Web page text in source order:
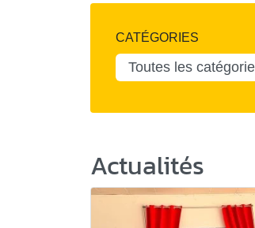
CATÉGORIES
Actualités